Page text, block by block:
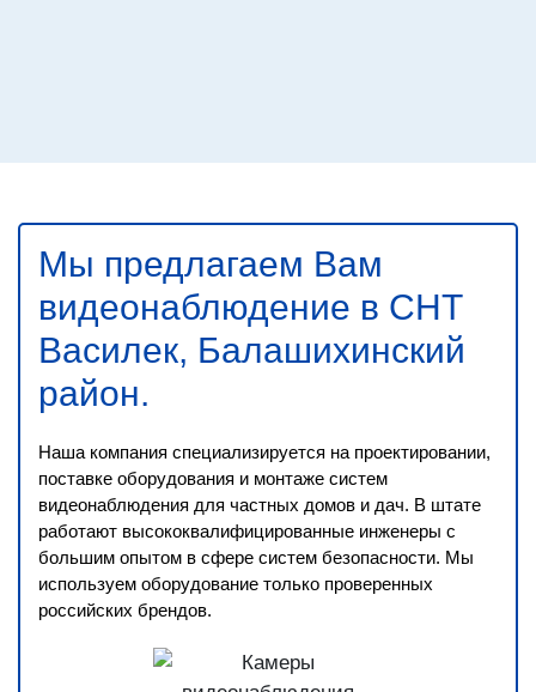
Мы предлагаем Вам
видеонаблюдение в СНТ
Василек, Балашихинский
район.
Наша компания специализируется на проектировании,
поставке оборудования и монтаже систем
видеонаблюдения для частных домов и дач. В штате
работают высококвалифицированные инженеры с
большим опытом в сфере систем безопасности. Мы
используем оборудование только проверенных
российских брендов.